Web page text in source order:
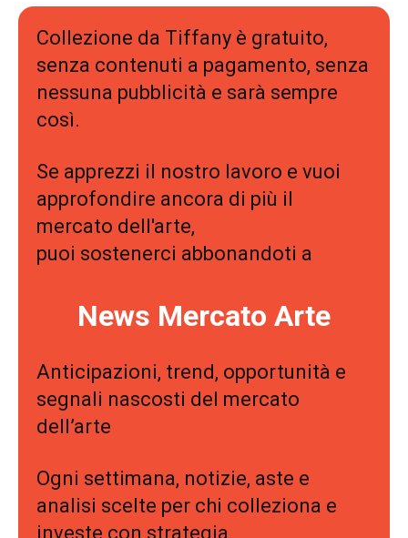
Collezione da Tiffany è gratuito,
senza contenuti a pagamento, senza
nessuna pubblicità e sarà sempre
così.
Se apprezzi il nostro lavoro e vuoi
approfondire ancora di più il
mercato dell'arte,
puoi sostenerci abbonandoti a
News Mercato Arte
Anticipazioni, trend, opportunità e
segnali nascosti del mercato
dell’arte
Ogni settimana, notizie, aste e
analisi scelte per chi colleziona e
investe con strategia.